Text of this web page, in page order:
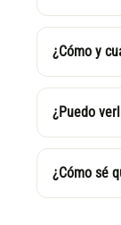
¿Cómo y
¿Puedo
¿Cómo sé